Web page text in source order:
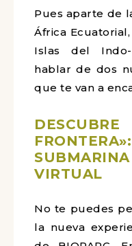
Pues aparte de
África
Islas del
hablar de dos
que te van a
VIRTUAL
No te puedes
la nueva